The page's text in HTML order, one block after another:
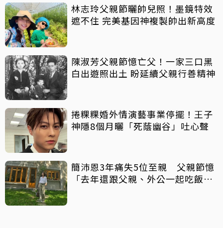
林志玲父親節曬帥兒照！墨鏡特效
遮不住 完美基因神複製帥出新高度
陳淑芳父親節憶亡父！一家三口黑
白出遊照出土 盼延續父親行善精神
捲粿粿婚外情演藝事業停擺！王子
神隱8個月曬「死蔭幽谷」吐心聲
簡沛恩3年痛失5位至親 父親節憶
「去年還跟父親、外公一起吃飯聊